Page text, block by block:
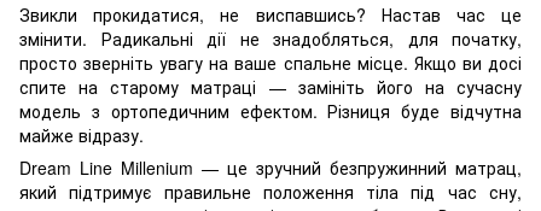
Звикли прокидатися, не виспавшись? Настав час це
змінити. Радикальні дії не знадобляться, для початку,
просто зверніть увагу на ваше спальне місце. Якщо ви досі
спите на старому матраці — замініть його на сучасну
модель з ортопедичним ефектом. Різниця буде відчутна
майже відразу.
Dream Line Millenium — це зручний безпружинний матрац,
який підтримує правильне положення тіла під час сну,